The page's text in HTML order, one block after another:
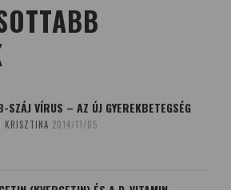
SZÁJ VÍRUS – AZ ÚJ GYEREKBETEGSÉG
KRISZTINA 2014/11/05